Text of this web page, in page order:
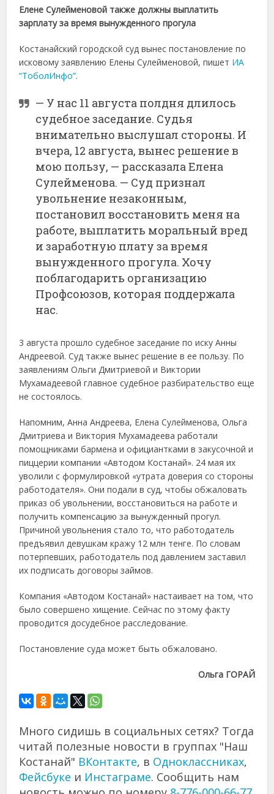
Елене Сулейменовой также должны выплатить
зарплату за время вынужденного прогула
Костанайский городской суд вынес постановление по
исковому заявлению Елены Сулейменовой, пишет ИА
“ТоболИнфо”.
— У нас 11 августа полдня длилось
судебное заседание. Судья
внимательно выслушал стороны. И
вчера, 12 августа, вынес решение в
мою пользу, — рассказала Елена
Сулейменова. — Суд признал
увольнение незаконным,
постановил восстановить меня на
работе, выплатить моральный вред
и заработную плату за время
вынужденного прогула. Хочу
поблагодарить организацию
Профсоюзов, которая поддержала
нас.
3 августа прошло судебное заседание по иску Анны
Андреевой. Суд также вынес решение в ее пользу. По
заявлениям Ольги Дмитриевой и Виктории
Мухамадеевой главное судебное разбирательство еще
не состоялось.
Напомним, Анна Андреева, Елена Сулейменова, Ольга
Дмитриева и Виктория Мухамадеева работали
помощниками бармена и официантками в закусочной и
пиццерии компании «Автодом Костанай». 24 мая их
уволили с формулировкой «утрата доверия со стороны
работодателя». Они подали в суд, чтобы обжаловать
приказ об увольнении, восстановиться на работе и
получить компенсацию за вынужденный прогул.
Причиной увольнения стало то, что работодатель
предъявил девушкам кражу 12 млн тенге. По словам
потерпевших, работодатель под давлением заставил
их подписать договоры займов.
Компания «Автодом Костанай» настаивает на том, что
было совершено хищение. Сейчас по этому факту
проводится досудебное расследование.
Постановление суда может быть обжаловано.
Ольга ГОРАЙ
Много сидишь в социальных сетях? Тогда
читай полезные новости в группах "Наш
Костанай" ВКонтакте, в Одноклассниках,
Фейсбуке и Инстаграме. Сообщить нам